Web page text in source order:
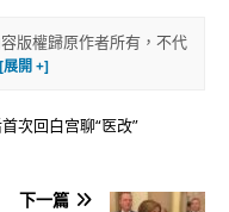
版權歸原作者所有，不代
次回白宫聊“医改”
下一篇